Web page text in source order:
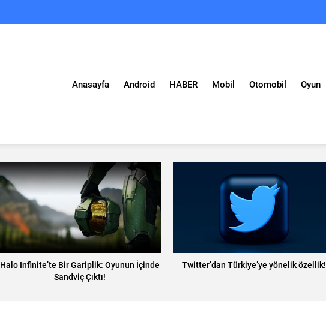
Anasayfa Android HABER Mobil Otomobil Oyun
Halo Infinite’te Bir Gariplik: Oyunun İçinde
Sandviç Çıktı!
Twitter’dan Türkiye’ye yönelik özellik!